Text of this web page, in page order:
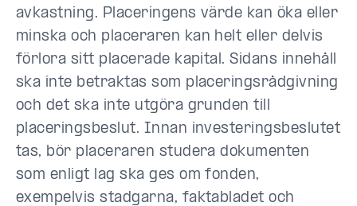
avkastning. Placeringens värde kan öka eller
minska och placeraren kan helt eller delvis
förlora sitt placerade kapital. Sidans innehåll
ska inte betraktas som placeringsrådgivning
och det ska inte utgöra grunden till
placeringsbeslut. Innan investeringsbeslutet
tas, bör placeraren studera dokumenten
som enligt lag ska ges om fonden,
exempelvis stadgarna, faktabladet och